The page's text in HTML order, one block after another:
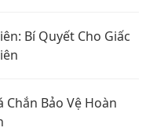
Bí Quyết Cho Giấc
Chắn Bảo Vệ Hoàn